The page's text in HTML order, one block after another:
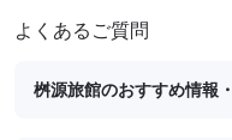
よくあるご質問
桝源旅館のおすすめ情報